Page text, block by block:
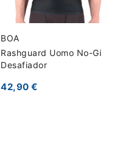
BOA
Rashguard Uomo No-Gi
Desafiador
42,90 €